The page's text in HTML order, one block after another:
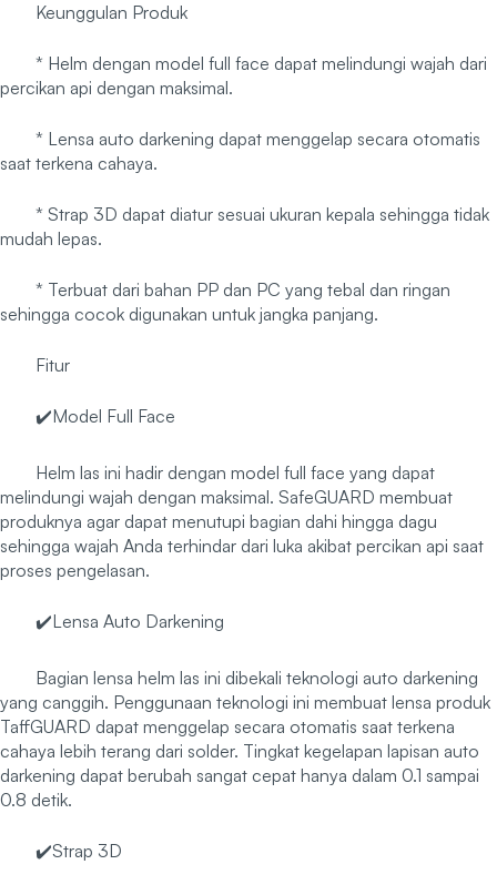
Keunggulan Produk
* Helm dengan model full face dapat melindungi wajah dari
percikan api dengan maksimal.
* Lensa auto darkening dapat menggelap secara otomatis
saat terkena cahaya.
* Strap 3D dapat diatur sesuai ukuran kepala sehingga tidak
mudah lepas.
* Terbuat dari bahan PP dan PC yang tebal dan ringan
sehingga cocok digunakan untuk jangka panjang.
Fitur
✔️Model Full Face
Helm las ini hadir dengan model full face yang dapat
melindungi wajah dengan maksimal. SafeGUARD membuat
produknya agar dapat menutupi bagian dahi hingga dagu
sehingga wajah Anda terhindar dari luka akibat percikan api saat
proses pengelasan.
✔️Lensa Auto Darkening
Bagian lensa helm las ini dibekali teknologi auto darkening
yang canggih. Penggunaan teknologi ini membuat lensa produk
TaffGUARD dapat menggelap secara otomatis saat terkena
cahaya lebih terang dari solder. Tingkat kegelapan lapisan auto
darkening dapat berubah sangat cepat hanya dalam 0.1 sampai
0.8 detik.
✔️Strap 3D